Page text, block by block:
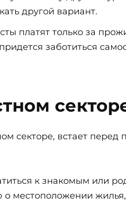
другой вариант.
платят только за
заботиться
секторе, встает
к знакомым или
местоположении